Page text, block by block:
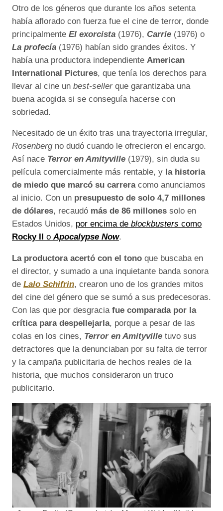
Otro de los géneros que durante los años setenta
había aflorado con fuerza fue el cine de terror, donde
principalmente El exorcista (1976), Carrie (1976) o
La profecía (1976) habían sido grandes éxitos. Y
había una productora independiente American
International Pictures, que tenía los derechos para
llevar al cine un best-seller que garantizaba una
buena acogida si se conseguía hacerse con
sobriedad.
Necesitado de un éxito tras una trayectoria irregular,
Rosenberg no dudó cuando le ofrecieron el encargo.
Así nace Terror en Amityville (1979), sin duda su
película comercialmente más rentable, y la historia
de miedo que marcó su carreracomo anunciamos
al inicio. Con un presupuesto de solo 4,7 millones
de dólares, recaudó más de 86 millones solo en
Estados Unidos, por encima de blockbusters como
Rocky II oApocalypse Now.
La productora acertó con el tono que buscaba en
el director, y sumado a una inquietante banda sonora
de Lalo Schifrin, crearon uno de los grandes mitos
del cine del género que se sumó a sus predecesoras.
Con las que por desgracia fue comparada por la
crítica para despellejarla, porque a pesar de las
colas en los cines, Terror en Amityville tuvo sus
detractores que la denunciaban por su falta de terror
y la campaña publicitaria de hechos reales de la
historia, que muchos consideraron un truco
publicitario.